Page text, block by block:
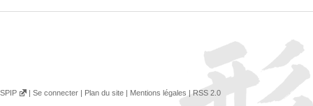
SPIP | Se connecter | Plan du site | Mentions légales |RSS 2.0